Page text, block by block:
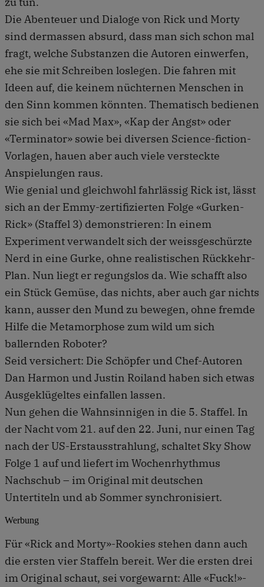
Die Abenteuer und Dialoge von Rick und Morty
sind dermassen absurd, dass man sich schon mal
fragt, welche Substanzen die Autoren einwerfen,
ehe sie mit Schreiben loslegen. Die fahren mit
Ideen auf, die keinem nüchternen Menschen in
den Sinn kommen könnten. Thematisch bedienen
sie sich bei «Mad Max», «Kap der Angst» oder
«Terminator» sowie bei diversen Science-fiction-
Vorlagen, hauen aber auch viele versteckte
Anspielungen raus.
Wie genial und gleichwohl fahrlässig Rick ist, lässt
sich an der Emmy-zertifizierten Folge «Gurken-
Rick» (Staffel 3) demonstrieren: In einem
Experiment verwandelt sich der weissgeschürzte
Nerd in eine Gurke, ohne realistischen Rückkehr-
Plan. Nun liegt er regungslos da. Wie schafft also
ein Stück Gemüse, das nichts, aber auch gar nichts
kann, ausser den Mund zu bewegen, ohne fremde
Hilfe die Metamorphose zum wild um sich
ballernden Roboter?
Seid versichert: Die Schöpfer und Chef-Autoren
Dan Harmon und Justin Roiland haben sich etwas
Ausgeklügeltes einfallen lassen.
Nun gehen die Wahnsinnigen in die 5. Staffel. In
der Nacht vom 21. auf den 22. Juni, nur einen Tag
nach der US-Erstausstrahlung, schaltet Sky Show
Folge 1 auf und liefert im Wochenrhythmus
Nachschub – im Original mit deutschen
Untertiteln und ab Sommer synchronisiert.
Werbung
Für «Rick and Morty»-Rookies stehen dann auch
die ersten vier Staffeln bereit. Wer die ersten drei
im Original schaut, sei vorgewarnt: Alle «Fuck!»-